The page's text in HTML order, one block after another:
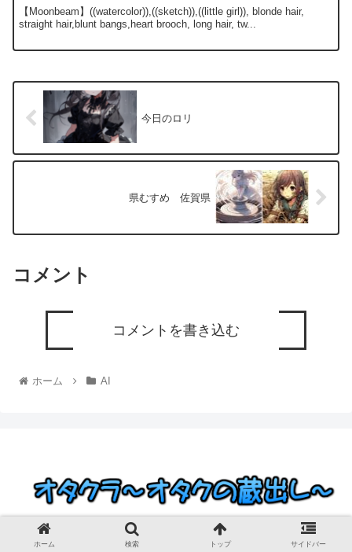
【Moonbeam】((watercolor)),((sketch)),((little girl)), blonde hair,
straight hair,blunt bangs,heart brooch, long hair, tw...
今日のロリ
県むすめ 佐賀県
コメント
コメントを書き込む
ホーム AI
© 2023 オタクラ～オタクの蔵出し～.
ホーム 検索 トップ サイドバー